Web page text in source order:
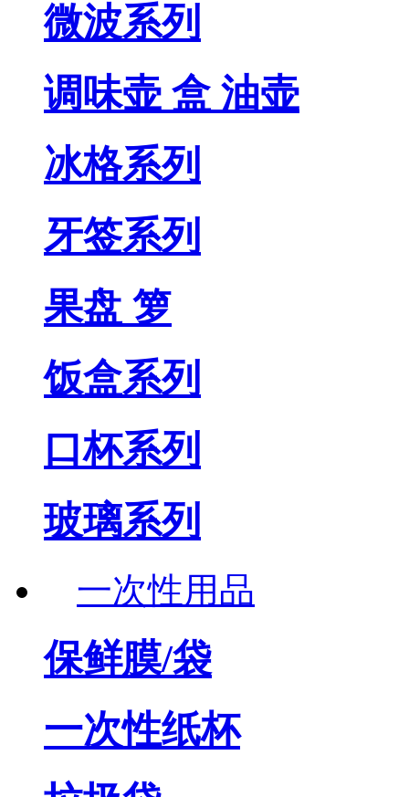
微波系列
调味壶 盒 油壶
冰格系列
牙签系列
果盘 箩
饭盒系列
口杯系列
玻璃系列
一次性用品
保鲜膜/袋
一次性纸杯